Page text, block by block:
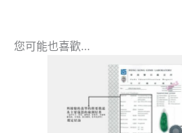
您可能也喜歡…